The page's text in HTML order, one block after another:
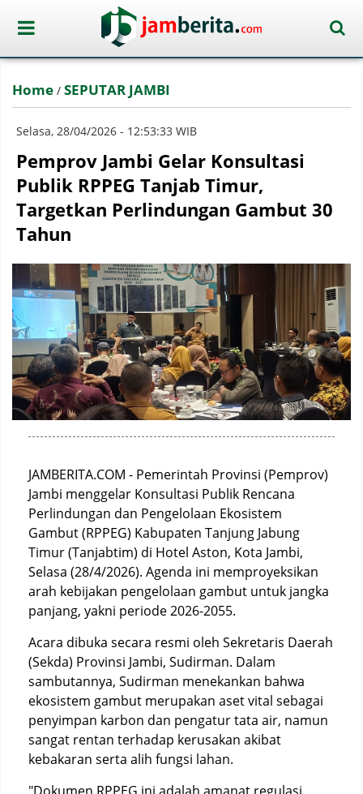
Home / SEPUTAR JAMBI
Selasa, 28/04/2026 - 12:53:33 WIB
Pemprov Jambi Gelar Konsultasi
Publik RPPEG Tanjab Timur,
Targetkan Perlindungan Gambut 30
Tahun
JAMBERITA.COM - Pemerintah Provinsi (Pemprov)
Jambi menggelar Konsultasi Publik Rencana
Perlindungan dan Pengelolaan Ekosistem
Gambut (RPPEG) Kabupaten Tanjung Jabung
Timur (Tanjabtim) di Hotel Aston, Kota Jambi,
Selasa (28/4/2026). Agenda ini memproyeksikan
arah kebijakan pengelolaan gambut untuk jangka
panjang, yakni periode 2026-2055.
Acara dibuka secara resmi oleh Sekretaris Daerah
(Sekda) Provinsi Jambi, Sudirman. Dalam
sambutannya, Sudirman menekankan bahwa
ekosistem gambut merupakan aset vital sebagai
penyimpan karbon dan pengatur tata air, namun
sangat rentan terhadap kerusakan akibat
kebakaran serta alih fungsi lahan.